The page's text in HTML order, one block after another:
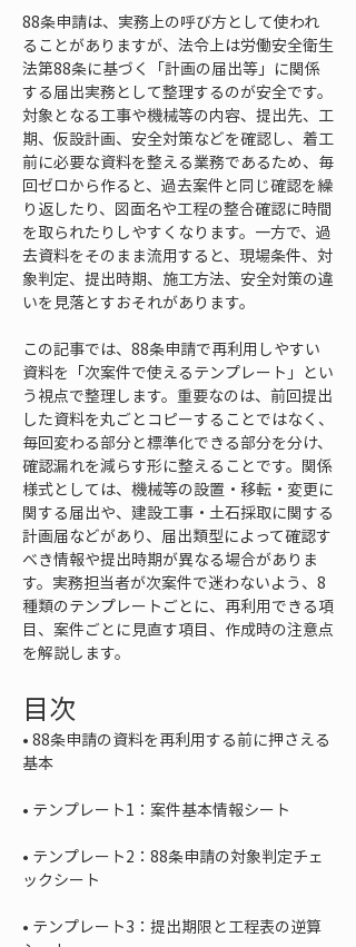
88条申請は、実務上の呼び方として使われ
ることがありますが、法令上は労働安全衛生
法第88条に基づく「計画の届出等」に関係
する届出実務として整理するのが安全です。
対象となる工事や機械等の内容、提出先、工
期、仮設計画、安全対策などを確認し、着工
前に必要な資料を整える業務であるため、毎
回ゼロから作ると、過去案件と同じ確認を繰
り返したり、図面名や工程の整合確認に時間
を取られたりしやすくなります。一方で、過
去資料をそのまま流用すると、現場条件、対
象判定、提出時期、施工方法、安全対策の違
いを見落とすおそれがあります。
この記事では、88条申請で再利用しやすい
資料を「次案件で使えるテンプレート」とい
う視点で整理します。重要なのは、前回提出
した資料を丸ごとコピーすることではなく、
毎回変わる部分と標準化できる部分を分け、
確認漏れを減らす形に整えることです。関係
様式としては、機械等の設置・移転・変更に
関する届出や、建設工事・土石採取に関する
計画届などがあり、届出類型によって確認す
べき情報や提出時期が異なる場合がありま
す。実務担当者が次案件で迷わないよう、8
種類のテンプレートごとに、再利用できる項
目、案件ごとに見直す項目、作成時の注意点
を解説します。
目次
• 88条申請の資料を再利用する前に押さえる
•
• テンプレート2：88条申請の対象判定チェ
• テンプレート3：提出期限と工程表の逆算